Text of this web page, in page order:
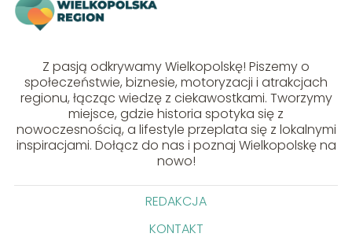
Z pasją odkrywamy Wielkopolskę! Piszemy o
społeczeństwie, biznesie, motoryzacji i atrakcjach
regionu, łącząc wiedzę z ciekawostkami. Tworzymy
miejsce, gdzie historia spotyka się z
nowoczesnością, a lifestyle przeplata się z lokalnymi
inspiracjami. Dołącz do nas i poznaj Wielkopolskę na
nowo!
REDAKCJA
KONTAKT